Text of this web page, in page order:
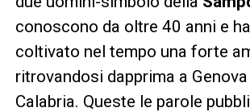
conoscono da oltre 40 anni e
coltivato nel tempo una forte
ritrovandosi dapprima a
Calabria. Queste le parole